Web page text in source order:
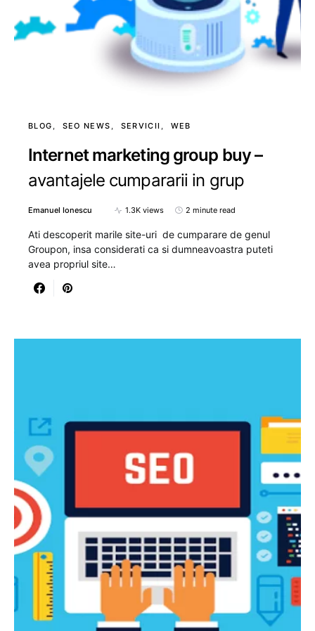
BLOG SEO NEWS SERVICII WEB
Internet marketing group buy –
avantajele cumpararii in grup
Emanuel Ionescu 1.3K views 2 minute read
Ati descoperit marile site-uri de cumparare de genul
Groupon, insa considerati ca si dumneavoastra puteti
avea propriul site…